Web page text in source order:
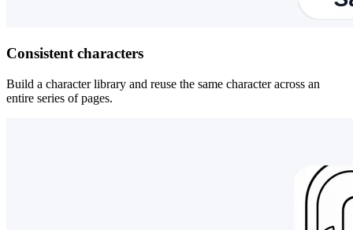
Consistent characters
Build a character library and reuse the same character across an
entire series of pages.